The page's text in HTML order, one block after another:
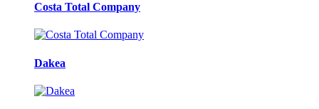
Costa Total Company
Dakea